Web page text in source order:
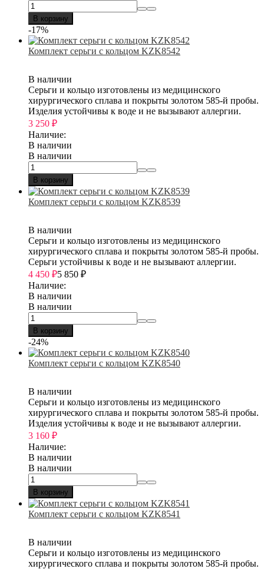
В корзину
-17%
Комплект серьги с кольцом KZK8542
В наличии
Серьги и кольцо изготовлены из медицинского
хирургического сплава и покрыты золотом 585-й пробы.
Изделия устойчивы к воде и не вызывают аллергии.
3 250 ₽
Наличие:
В наличии
В наличии
В корзину
Комплект серьги с кольцом KZK8539
В наличии
Серьги и кольцо изготовлены из медицинского
хирургического сплава и покрыты золотом 585-й пробы.
Серьги устойчивы к воде и не вызывают аллергии.
4 450 ₽5 850 ₽
Наличие:
В наличии
В наличии
В корзину
-24%
Комплект серьги с кольцом KZK8540
В наличии
Серьги и кольцо изготовлены из медицинского
хирургического сплава и покрыты золотом 585-й пробы.
Изделия устойчивы к воде и не вызывают аллергии.
3 160 ₽
Наличие:
В наличии
В наличии
В корзину
Комплект серьги с кольцом KZK8541
В наличии
Серьги и кольцо изготовлены из медицинского
хирургического сплава и покрыты золотом 585-й пробы.